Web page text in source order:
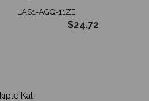
LAS1-AGQ-11ZE
$24.72
Kal